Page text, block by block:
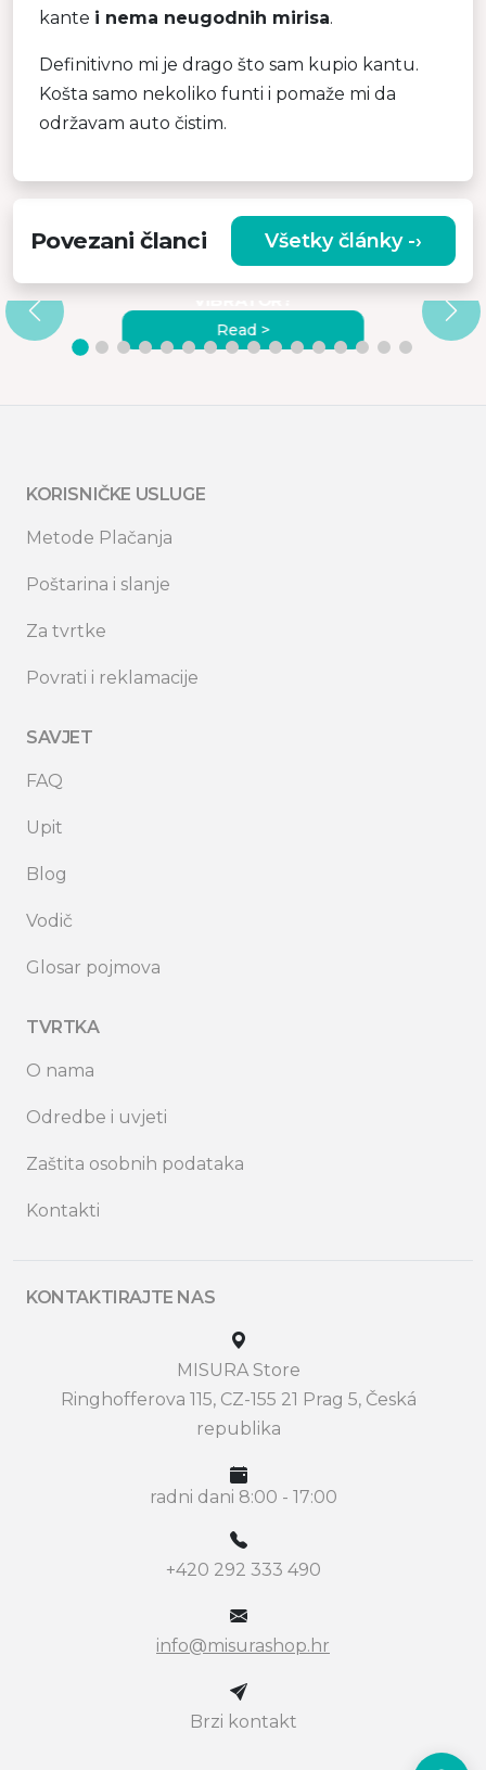
kante i nema neugodnih mirisa.
Definitivno mi je drago što sam kupio kantu.
Košta samo nekoliko funti i pomaže mi da
održavam auto čistim.
Povezani članci Všetky články -›
ZAŠTO ODABRATI
VISOKOKVALITETNI MASAŽNI
VIBRATOR?
Read >
KORISNIČKE USLUGE
Metode Plačanja
Poštarina i slanje
Za tvrtke
Povrati i reklamacije
SAVJET
FAQ
Upit
Blog
Vodič
Glosar pojmova
TVRTKA
O nama
Odredbe i uvjeti
Zaštita osobnih podataka
Kontakti
KONTAKTIRAJTE NAS
MISURA Store
Ringhofferova 115, CZ-155 21 Prag 5, Česká
republika
radni dani 8:00 - 17:00
+420 292 333 490
info@misurashop.hr
Brzi kontakt